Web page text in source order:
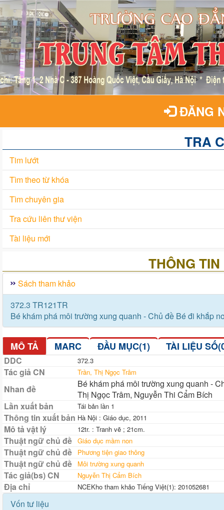
ĐĂNG
TRA
Tim lướt
Tìm theo từ khóa
Tìm chuyên gia
Tra cứu liên thư viện
Tài liệu mới
THÔNG
Sách tham khảo
372.3 TR121TR
Bé khám phá môi trường xung quanh - Chủ đề Bé đi khắp
MÔ TẢ MARC ĐẦU MỤC(1) TÀI LIỆU
DDC 372.3
Tác giả CN Trần, Thị Ngọc Trâm
Nhan đề
Bé khám phá môi trường xung quanh -
Thị Ngọc Trâm, Nguyễn Thi Cẩm Bích
Lần xuất bản
Tái bản lần 1
Thông tin xuất bản Hà Nội : Giáo dục, 2011
Mô tả vật lý 12tr. : Tranh vẽ ; 21cm.
Thuật ngữ chủ đề Giáo dục mầm non
Thuật ngữ chủ đề Phương tiện giao thông
Thuật ngữ chủ đề Môi trường xung quanh
Tác giả(bs) CN Nguyễn Thị Cẩm Bích
Địa chỉ NCEKho tham khảo Tiếng Việt(1): 201052681
Vốn tư liệu